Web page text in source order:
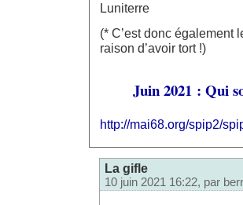
Luniterre
(* C’est donc également
raison d’avoir tort !)
Juin 2021 : Qui
http://mai68.org/spip2/
La gifle
10 juin 2021 16:22, par